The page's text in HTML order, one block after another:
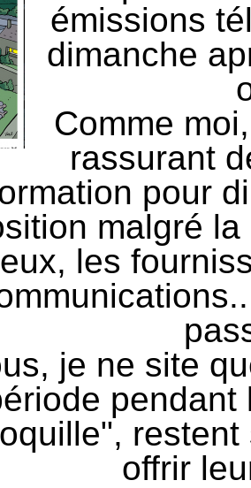
émissions
dimanche
Comme
rassurant
pour
malgré
les
je ne site
offrir